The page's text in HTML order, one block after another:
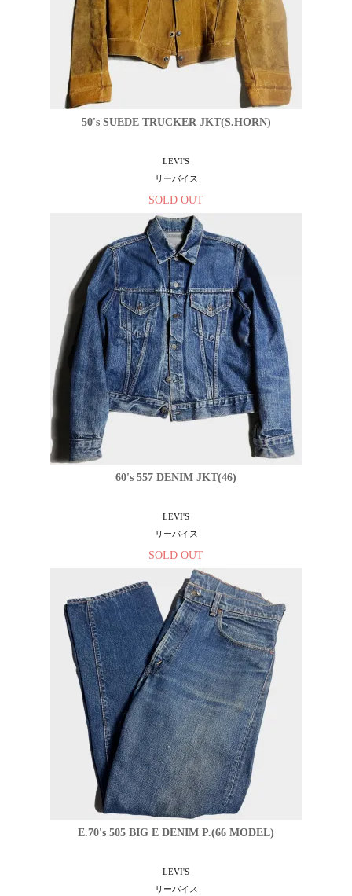
50's SUEDE TRUCKER JKT(S.HORN)
LEVI'S
リーバイス
SOLD OUT
60's 557 DENIM JKT(46)
LEVI'S
リーバイス
SOLD OUT
E.70's 505 BIG E DENIM P.(66 MODEL)
LEVI'S
リーバイス